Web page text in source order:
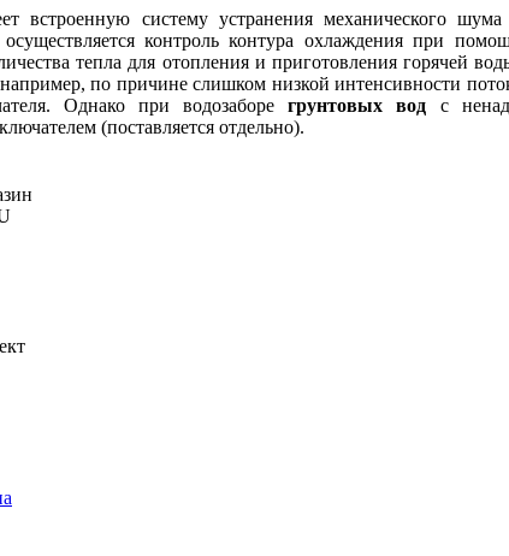
встроенную систему устранения механического
контроль контура охлаждения при
тепла для отопления и приготовления горячей
например, по причине слишком низкой интенсивности
Однако при водозаборегрунтовых вод с
(поставляется отдельно).